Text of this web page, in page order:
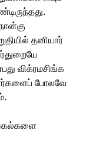
தனியார்
விக்ரமசிங்க
போலவே